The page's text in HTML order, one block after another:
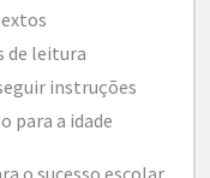
de leitura
instruções
para a idade